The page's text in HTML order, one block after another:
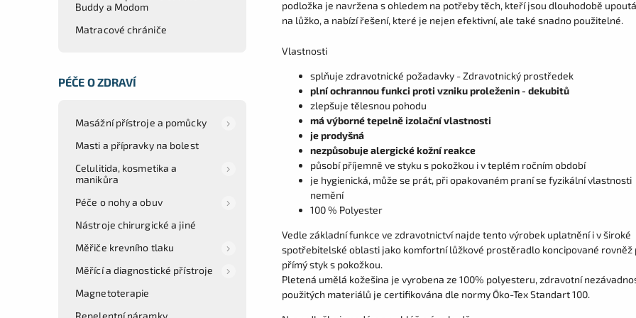
Buddy a Modom
Matracové chrániče
PÉČE O ZDRAVÍ
Masážní přístroje a pomůcky
Masti a přípravky na bolest
Celulitida, kosmetika a
manikůra
Péče o nohy a obuv
Nástroje chirurgické a jiné
Měřiče krevního tlaku
Měřící a diagnostické přístroje
Magnetoterapie
Repelentní náramky
podložka je navržena s ohledem na potřeby těch, kteří jsou dlouhodobě
na lůžko, a nabízí řešení, které je nejen efektivní, ale také snadno použitelné.
Vlastnosti
splňuje zdravotnické požadavky - Zdravotnický prostředek
plní ochrannou funkci proti vzniku proleženin - dekubitů
zlepšuje tělesnou pohodu
má výborné tepelně izolační vlastnosti
je prodyšná
nezpůsobuje alergické kožní reakce
působí příjemně ve styku s pokožkou i v teplém ročním období
je hygienická, může se prát, při opakovaném praní se fyzikální vlastnosti
nemění
100 % Polyester
Vedle základní funkce ve zdravotnictví najde tento výrobek uplatnění i v široké
spotřebitelské oblasti jako komfortní lůžkové prostěradlo koncipované rovněž
přímý styk s pokožkou.
Pletená umělá kožešina je vyrobena ze 100% polyesteru, zdravotní
použitých materiálů je certifikována dle normy Öko-Tex Standart 100.